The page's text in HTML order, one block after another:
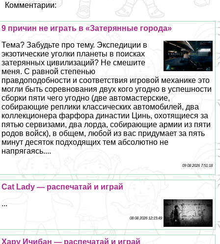
Комментарии:
9 причин не играть в «Затерянные города»
Тема? Забудьте про тему. Экспедиции в
экзотические уголки планеты в поисках
затерянных цивилизаций? Не смешите
меня. С равной степенью
правдоподобности и соответствия игровой механике это
могли быть соревнования двух кого угодно в успешности
сборки пяти чего угодно (две автомастерские,
собирающие реплики классических автомобилей, два
коллекционера фарфора династии Цинь, охотящиеся за
пятью сервизами, два лорда, собирающие армии из пяти
родов войск), в общем, любой из вас придумает за пять
минут десяток подходящих тем абсолютно не
напрягаясь....
09 08 2026 7:51:18
Cat Lady — распечатай и играй
...
08 08 2026 12:15:49
Хару Ичибан — распечатай и играй